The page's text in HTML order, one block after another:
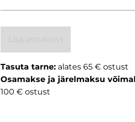
Tasuta tarne: alates 65 € ostust
Osamakse ja järelmaksu
100 € ostust